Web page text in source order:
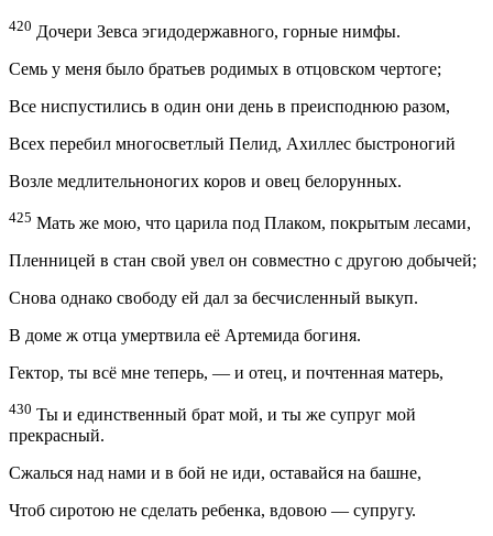
420 Дочери Зевса эгидодержавного, горные нимфы.
Семь у меня было братьев родимых в отцовском чертоге;
Все ниспустились в один они день в преисподнюю разом,
Всех перебил многосветлый Пелид, Ахиллес быстроногий
Возле медлительноногих коров и овец белорунных.
425 Мать же мою, что царила под Плаком, покрытым лесами,
Пленницей в стан свой увел он совместно с другою добычей;
Снова однако свободу ей дал за бесчисленный выкуп.
В доме ж отца умертвила её Артемида богиня.
Гектор, ты всё мне теперь, — и отец, и почтенная матерь,
430 Ты и единственный брат мой, и ты же супруг мой
прекрасный.
Сжалься над нами и в бой не иди, оставайся на башне,
Чтоб сиротою не сделать ребенка, вдовою — супругу.